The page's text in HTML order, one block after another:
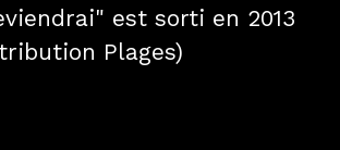
est sorti en 2013
Plages)